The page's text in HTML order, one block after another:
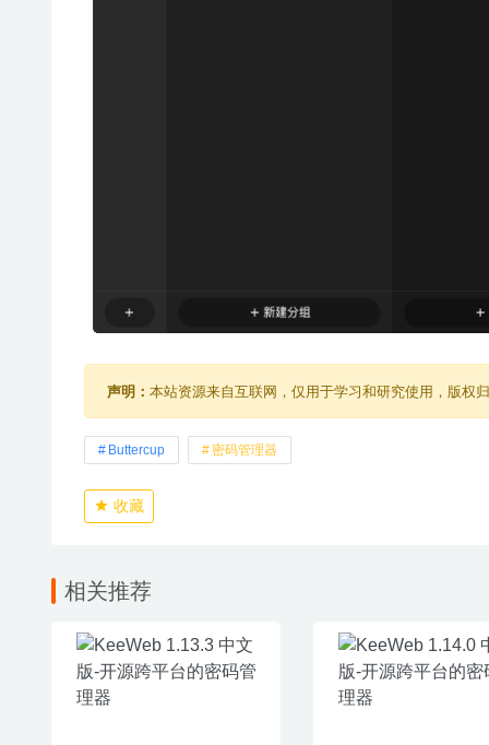
声明： 本站资源来自互联网，仅用于学习和研究使用，版权
Buttercup 密码管理器
收藏
相关推荐